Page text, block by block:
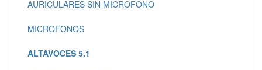
AURICULARES SIN MICROFONO
MICROFONOS
ALTAVOCES 5.1